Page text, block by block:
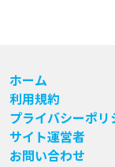
ホーム
利用規約
プライバシーポリ
サイト運営者
お問い合わせ